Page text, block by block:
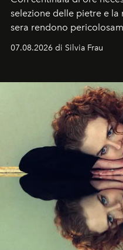
selezione delle pietre e
sera rendono
07.08.2026 di Silvia Frau